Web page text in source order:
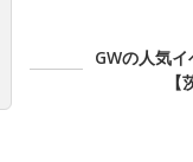
GWの人気
【